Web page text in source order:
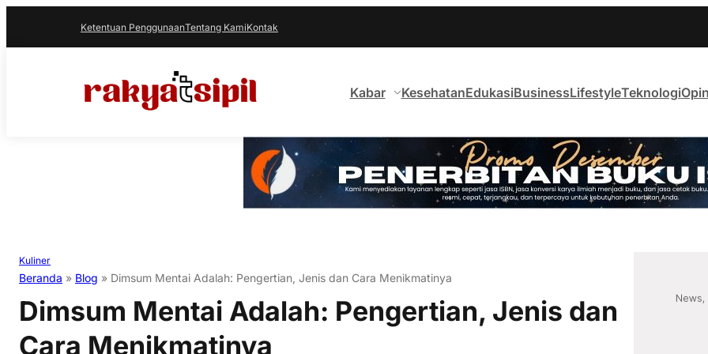
Ketentuan PenggunaanTentang KamiKontak
Kabar KesehatanEdukasiBusinessLifestyleTeknologi
Kuliner
Beranda » Blog » Dimsum Mentai Adalah: Pengertian, Jenis dan Cara Menikmatinya
Dimsum Mentai Adalah: Pengertian, Jenis dan
Cara Menikmatinya